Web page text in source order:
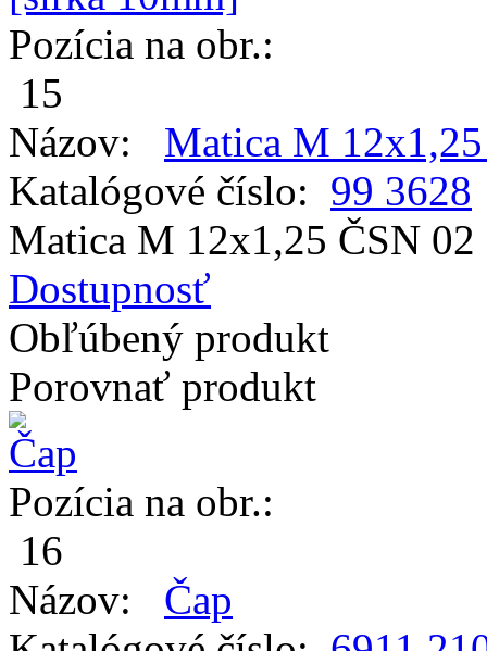
Pozícia na obr.:
15
Názov: Matica M
Katalógové číslo: 99 3628
Matica M 12x1,25 ČSN
Dostupnosť
Obľúbený produkt
Porovnať produkt
Pozícia na obr.:
16
Názov: Čap